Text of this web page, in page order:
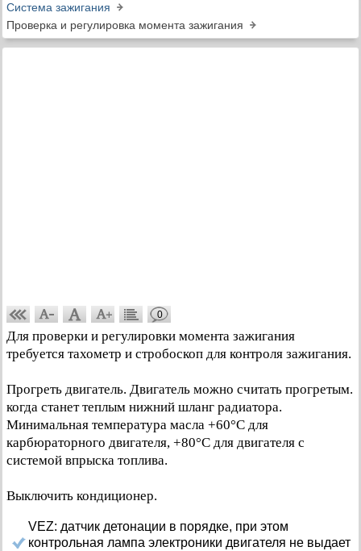
Система зажигания
Проверка и регулировка момента зажигания
0
Для проверки и регулировки момента зажигания
требуется тахометр и стробоскоп для контроля зажигания.
Прогреть двигатель. Двигатель можно считать прогретым.
когда станет теплым нижний шланг радиатора.
Минимальная температура масла +60°C для
карбюраторного двигателя, +80°C для двигателя с
системой впрыска топлива.
Выключить кондиционер.
VEZ: датчик детонации в порядке, при этом
контрольная лампа электроники двигателя не выдает